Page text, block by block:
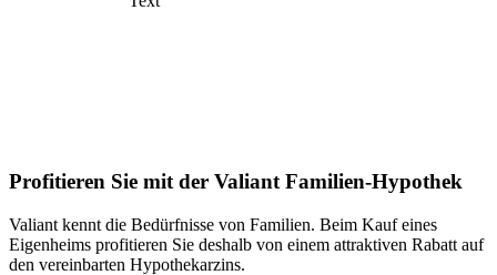
Profitieren Sie mit der Valiant Familien-Hypothek
Valiant kennt die Bedürfnisse von Familien. Beim Kauf eines
Eigenheims profitieren Sie deshalb von einem attraktiven Rabatt auf
den vereinbarten Hypothekarzins.